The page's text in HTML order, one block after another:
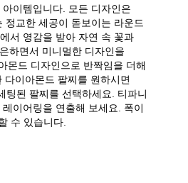
이템입니다. 모든 디자인은
교한 세공이 돋보이는 라운드
서 영감을 받아 자연 속 꽃과
하면서 미니멀한 디자인을
몬드 디자인으로 반짝임을 더해
이아몬드 팔찌를 원하시면
된 팔찌를 선택하세요. 티파니
이어링을 연출해 보세요. 폭이
수 있습니다.